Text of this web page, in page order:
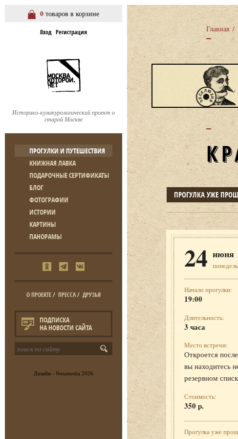
0 товаров в корзине
Вход Регистрация
Историко-культурологический проект о
старой Москве
ПРОГУЛКИ И ПУТЕШЕСТВИЯ
КНИЖНАЯ ЛАВКА
ПОДАРОЧНЫЕ СЕРТИФИКАТЫ
БЛОГ
ФОТОГРАФИИ
ИСТОРИИ
КАРТИНЫ
ПАНОРАМЫ
О ПРОЕКТЕ/ ПРЕССА/ ДРУЗЬЯ
ПОДПИСКА
НА НОВОСТИ САЙТА
Дизайн - Notamedia 2026
Главная /
ПРОГУЛКА УЖЕ
24 июня
Начало прогулки:
19:00
Длительность:
3 часа
Место встречи:
Откроется
вы находитесь
резервном
Стоимость:
350 р.
Прогулка уже